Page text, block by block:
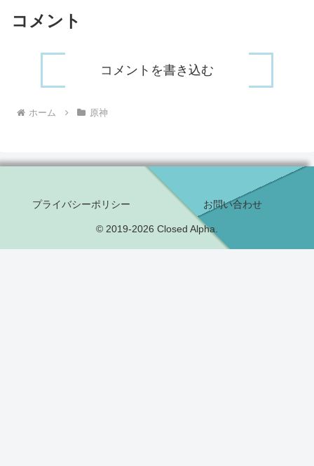
コメント
コメントを書き込む
ホーム 原神
プライバシーポリシー お問い合わせ
© 2019-2026 Closed Alpha.